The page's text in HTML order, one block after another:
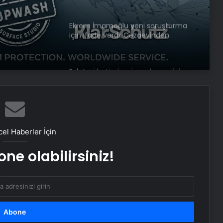
Ekrem İmamoğlu yeni soruşturma
için ifade verdi: Cezaevinden
bağlandı
Evlat nöbetinde gözyaşları yerini
sevinç ve umuda bıraktı
Başkan Erdoğan, 3 ülkenin
büyükelçisini kabul etti
Ukraynalı mevkidaşı ile görüştü
Haberler İçin
olabilirsiniz!